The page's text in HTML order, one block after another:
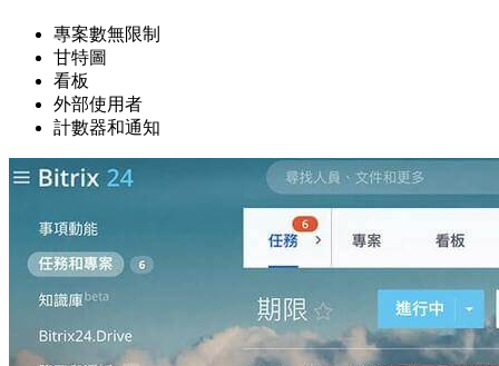
專案數無限制
甘特圖
看板
外部使用者
計數器和通知